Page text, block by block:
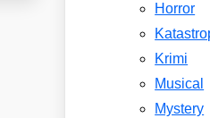
Horror
Krimi
Musical
Mystery